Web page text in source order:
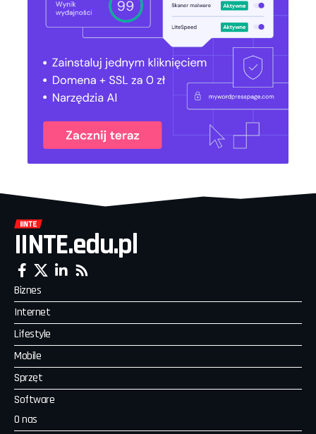
IINTE.edu.pl
Biznes
Internet
Lifestyle
Mobile
Sprzęt
Software
O nas